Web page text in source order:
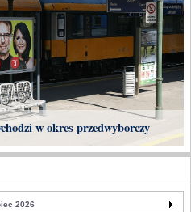
w okres przedwyborczy
2026